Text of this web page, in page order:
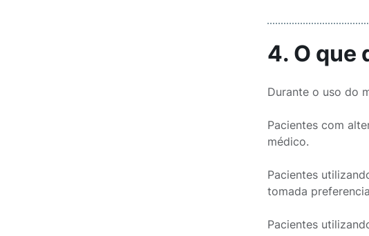
4. O que
Durante o uso do
Pacientes com
médico.
Pacientes
tomada
Pacientes